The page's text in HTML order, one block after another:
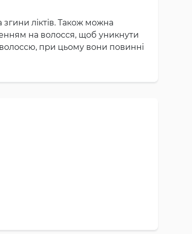
ліктів. Також можна
на волосся, щоб уникнути
при цьому вони повинні